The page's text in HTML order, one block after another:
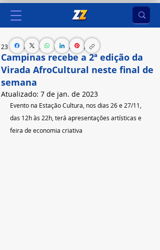
Campinas recebe a 2ª edição da
Virada AfroCultural neste final de
semana
23 de nov. de 2022 3 min de leitura
Atualizado: 7 de jan. de 2023
Evento na Estação Cultura, nos dias 26 e 27/11,
das 12h às 22h, terá apresentações artísticas e
feira de economia criativa